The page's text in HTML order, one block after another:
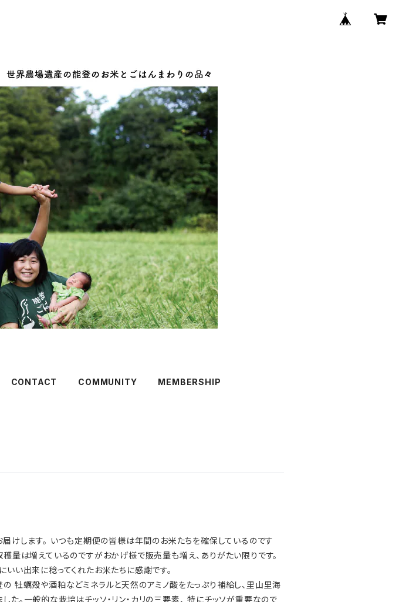
CONTACT COMMUNITY MEMBERSHIP
けします。 いつも定期便の皆様は年間のお米たちを確保しているのです
量は増えているのですがおかげ様で販売量も増え、ありがたい限りです。
い出来に稔ってくれたお米たちに感謝です。
牡蠣殻や酒粕などミネラルと天然のアミノ酸をたっぷり補給し、里山里海
。一般的な栽培はチッソ・リン・カリの三要素、 特にチッソが重要なので